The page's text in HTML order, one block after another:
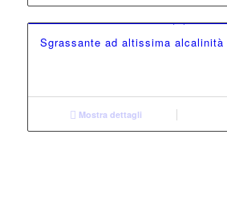
Sgrassante ad altissima alcalinità
Mostra dettagli